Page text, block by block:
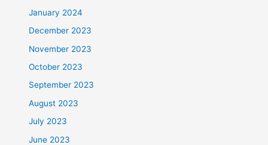
January 2024
December 2023
November 2023
October 2023
September 2023
August 2023
July 2023
June 2023